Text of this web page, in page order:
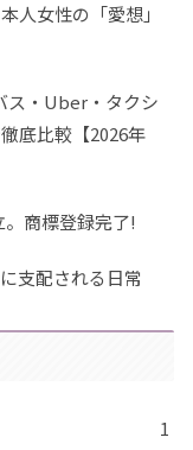
人女性の「愛想」
ス・Uber・タクシ
底比較【2026年
商標登録完了!
支配される日常
1